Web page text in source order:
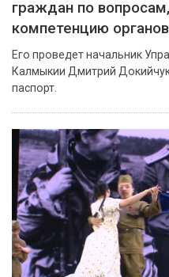
граждан по
компетенцию
Его проведет начальник
Калмыкии Дмитрий
паспорт.